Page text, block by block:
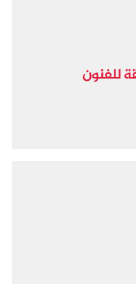
للفنون